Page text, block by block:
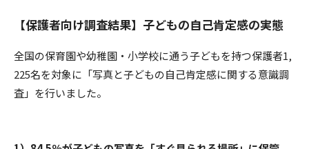
【保護者向け調査結果】子どもの自己肯定感の実態
全国の保育園や幼稚園・小学校に通う子どもを持つ保護者1,
225名を対象に「写真と子どもの自己肯定感に関する意識調
査」を行いました。